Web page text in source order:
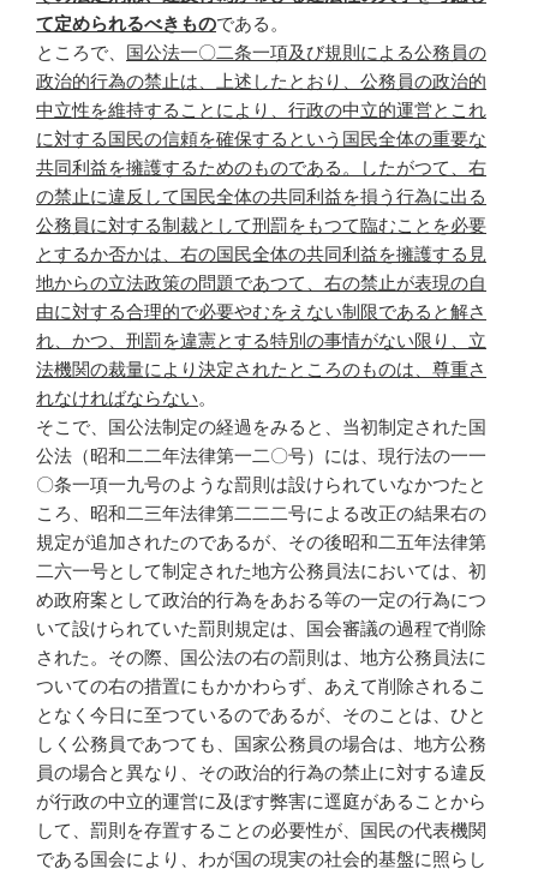
て定められるべきものである。
ところで、 国公法一〇二条一項及び規則による公務員の
政治的行為の禁止は、上述したとおり、公務員の政治的
中立性を維持することにより、行政の中立的運営とこれ
に対する国民の信頼を確保するという国民全体の重要な
共同利益を擁護するためのものである。したがつて、右
の禁止に違反して国民全体の共同利益を損う行為に出る
公務員に対する制裁として刑罰をもつて臨むことを必要
とするか否かは、右の国民全体の共同利益を擁護する見
地からの立法政策の問題であつて、右の禁止が表現の自
由に対する合理的で必要やむをえない制限であると解さ
れ、かつ、刑罰を違憲とする特別の事情がない限り、立
法機関の裁量により決定されたところのものは、尊重さ
れなければならない。
そこで、国公法制定の経過をみると、当初制定された国
公法（昭和二二年法律第一二〇号）には、現行法の一一
〇条一項一九号のような罰則は設けられていなかつたと
ころ、昭和二三年法律第二二二号による改正の結果右の
規定が追加されたのであるが、その後昭和二五年法律第
二六一号として制定された地方公務員法においては、初
め政府案として政治的行為をあおる等の一定の行為につ
いて設けられていた罰則規定は、国会審議の過程で削除
された。その際、国公法の右の罰則は、地方公務員法に
ついての右の措置にもかかわらず、あえて削除されるこ
となく今日に至つているのであるが、そのことは、ひと
しく公務員であつても、国家公務員の場合は、地方公務
員の場合と異なり、その政治的行為の禁止に対する違反
が行政の中立的運営に及ぼす弊害に逕庭があることから
して、罰則を存置することの必要性が、国民の代表機関
である国会により、わが国の現実の社会的基盤に照らし